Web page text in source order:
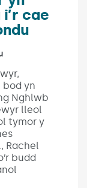
cae
bod yn
Nghlwb
lleol
tymor y
Rachel
budd